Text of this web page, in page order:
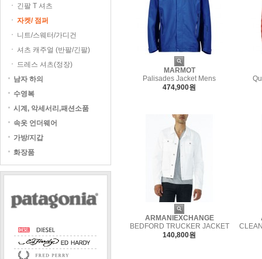
긴팔 T 셔츠
자켓/ 점퍼
니트/스웨터/가디건
셔츠 캐주얼 (반팔/긴팔)
드레스 셔츠(정장)
남자 하의
수영복
시계, 악세서리,패션소품
속옷 언더웨어
가방/지갑
화장품
MARMOT
Palisades Jacket Mens
474,900원
ARMANIEXCHANGE
BEDFORD TRUCKER JACKET
140,800원